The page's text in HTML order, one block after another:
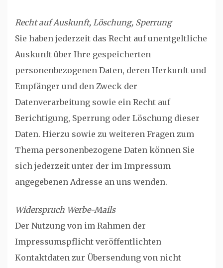
Recht auf Auskunft, Löschung, Sperrung
Sie haben jederzeit das Recht auf unentgeltliche
Auskunft über Ihre gespeicherten
personenbezogenen Daten, deren Herkunft und
Empfänger und den Zweck der
Datenverarbeitung sowie ein Recht auf
Berichtigung, Sperrung oder Löschung dieser
Daten. Hierzu sowie zu weiteren Fragen zum
Thema personenbezogene Daten können Sie
sich jederzeit unter der im Impressum
angegebenen Adresse an uns wenden.
Widerspruch Werbe-Mails
Der Nutzung von im Rahmen der
Impressumspflicht veröffentlichten
Kontaktdaten zur Übersendung von nicht